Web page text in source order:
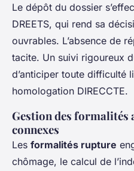
Le dépôt du dossier
DREETS, qui rend sa
ouvrables. L’absence de
tacite. Un suivi rigoureux
d’anticiper toute difficulté
homologation DIRECCTE.
Gestion des
connexes
Les formalités rupture
chômage, le calcul de